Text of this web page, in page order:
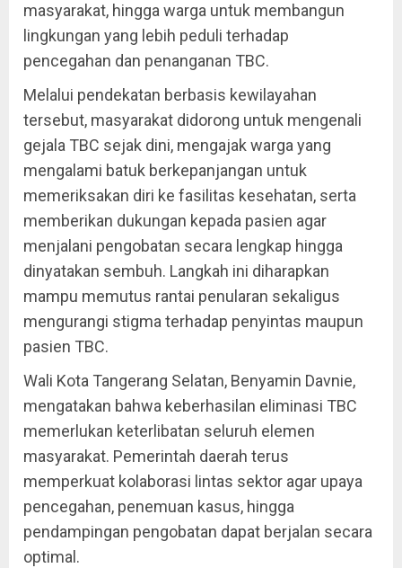
masyarakat, hingga warga untuk membangun
lingkungan yang lebih peduli terhadap
pencegahan dan penanganan TBC.
Melalui pendekatan berbasis kewilayahan
tersebut, masyarakat didorong untuk mengenali
gejala TBC sejak dini, mengajak warga yang
mengalami batuk berkepanjangan untuk
memeriksakan diri ke fasilitas kesehatan, serta
memberikan dukungan kepada pasien agar
menjalani pengobatan secara lengkap hingga
dinyatakan sembuh. Langkah ini diharapkan
mampu memutus rantai penularan sekaligus
mengurangi stigma terhadap penyintas maupun
pasien TBC.
Wali Kota Tangerang Selatan, Benyamin Davnie,
mengatakan bahwa keberhasilan eliminasi TBC
memerlukan keterlibatan seluruh elemen
masyarakat. Pemerintah daerah terus
memperkuat kolaborasi lintas sektor agar upaya
pencegahan, penemuan kasus, hingga
pendampingan pengobatan dapat berjalan secara
optimal.